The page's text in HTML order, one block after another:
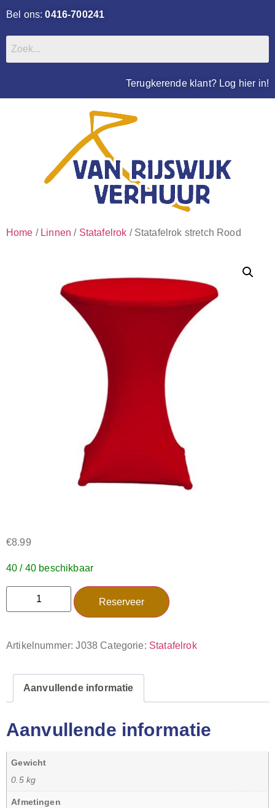
Bel ons:0416-700241
Terugkerende klant? Log hier in!
Home / Linnen / Statafelrok / Statafelrok stretch Rood
€8.99
40 / 40 beschikbaar
Reserveer
Artikelnummer:J038 Categorie: Statafelrok
Aanvullende informatie
Aanvullende informatie
Gewicht
0.5 kg
Afmetingen